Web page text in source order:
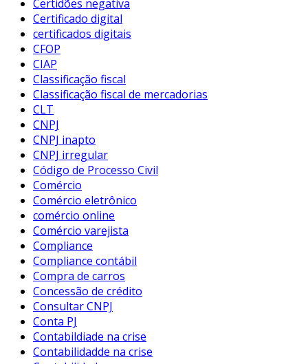
Certidões negativa
Certificado digital
certificados digitais
CFOP
CIAP
Classificação fiscal
Classificação fiscal de mercadorias
CLT
CNPJ
CNPJ inapto
CNPJ irregular
Código de Processo Civil
Comércio
Comércio eletrônico
comércio online
Comércio varejista
Compliance
Compliance contábil
Compra de carros
Concessão de crédito
Consultar CNPJ
Conta PJ
Contabildiade na crise
Contabilidadde na crise